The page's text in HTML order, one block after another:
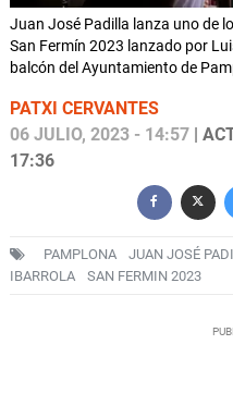
Juan José Padilla lanza uno de
San Fermín 2023 lanzado por
balcón del Ayuntamiento de
PATXI CERVANTES
06 JULIO, 2023 - 14:57 |
17:36
PAMPLONA JUAN JOSÉ
IBARROLA
SAN FERMIN 2023